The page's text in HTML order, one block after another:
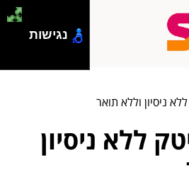
ניסיון וללא תואר
ללא ניסיון
נגישות